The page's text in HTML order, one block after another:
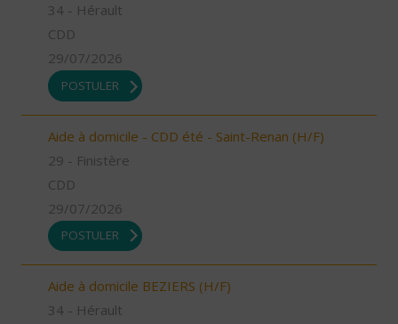
34 - Hérault
CDD
29/07/2026
POSTULER
Aide à domicile - CDD été - Saint-Renan (H/F)
29 - Finistère
CDD
29/07/2026
POSTULER
Aide à domicile BEZIERS (H/F)
34 - Hérault